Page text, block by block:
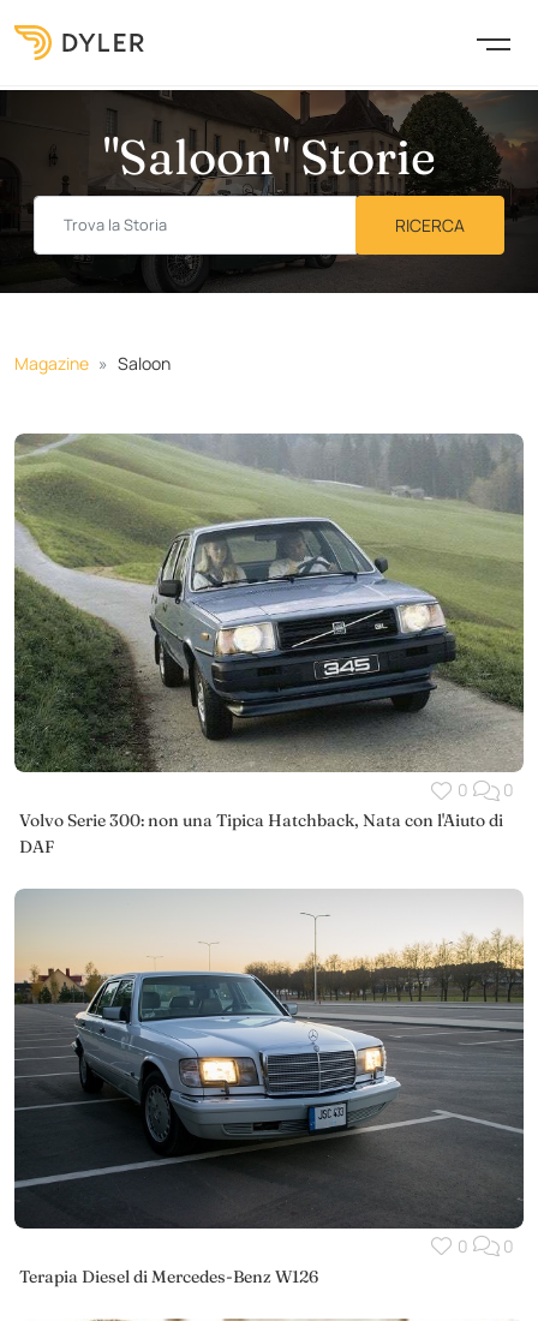
"Saloon" Storie
Magazine Saloon
0 0
Volvo Serie 300: non una Tipica Hatchback, Nata con l'Aiuto di
DAF
0 0
Terapia Diesel di Mercedes-Benz W126